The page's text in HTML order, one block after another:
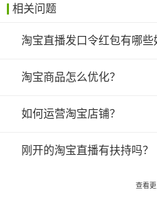
相关问题
淘宝直播发口令红包有哪些
淘宝商品怎么优化？
如何运营淘宝店铺？
刚开的淘宝直播有扶持吗？
查看